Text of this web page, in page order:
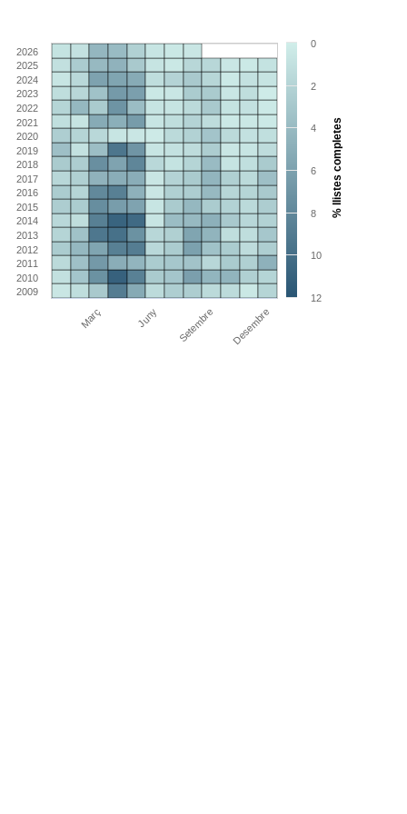
0
2
4
6
8
10
12
% llistes completes
Març Juny Setembre Desembre
2009
2010
2011
2012
2013
2014
2015
2016
2017
2018
2019
2020
2021
2022
2023
2024
2025
2026